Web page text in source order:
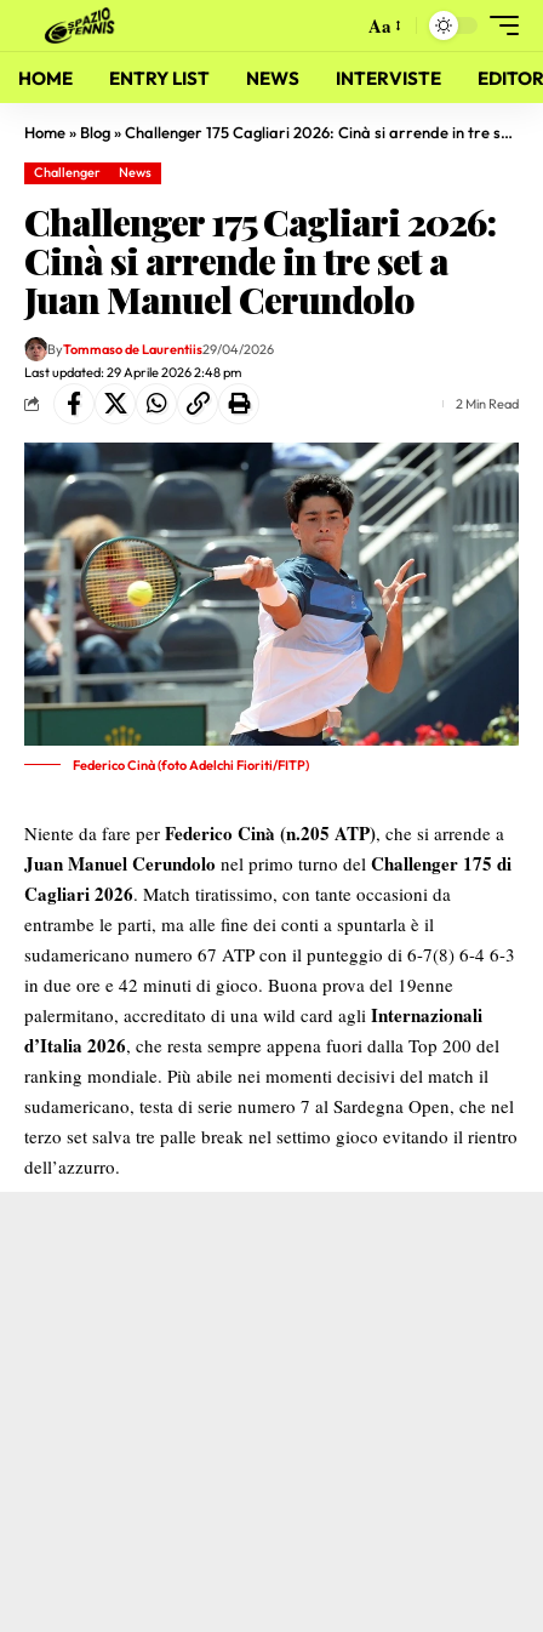
Aa
HOME ENTRY LIST NEWS INTERVISTE
Home» Blog»Challenger 175 Cagliari 2026: Cinà si arrende in tre set a Juan Manuel Cerundolo
Challenger News
Challenger 175 Cagliari 2026:
Cinà si arrende in tre set a
Juan Manuel Cerundolo
Last updated: 29 Aprile 2026 2:48 pm
ByTommaso de Laurentiis29/04/2026
2 Min Read
Federico Cinà (foto Adelchi Fioriti/FITP)
Niente da fare per Federico Cinà (n.205 ATP), che si arrende a
Juan Manuel Cerundolo nel primo turno del Challenger 175 di
Cagliari 2026. Match tiratissimo, con tante occasioni da
entrambe le parti, ma alle fine dei conti a spuntarla è il
sudamericano numero 67 ATP con il punteggio di 6-7(8) 6-4 6-3
in due ore e 42 minuti di gioco. Buona prova del 19enne
palermitano, accreditato di una wild card agli Internazionali
d’Italia 2026, che resta sempre appena fuori dalla Top 200 del
ranking mondiale. Più abile nei momenti decisivi del match il
sudamericano, testa di serie numero 7 al Sardegna Open, che nel
terzo set salva tre palle break nel settimo gioco evitando il rientro
dell’azzurro.